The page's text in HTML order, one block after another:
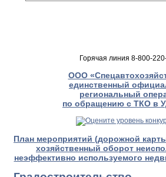
Горячая линия 8-800-
ООО
единственный
региональный
по обращению с ТКО в
План мероприятий (дорожной
хозяйственный оборот
неэффективно используемого